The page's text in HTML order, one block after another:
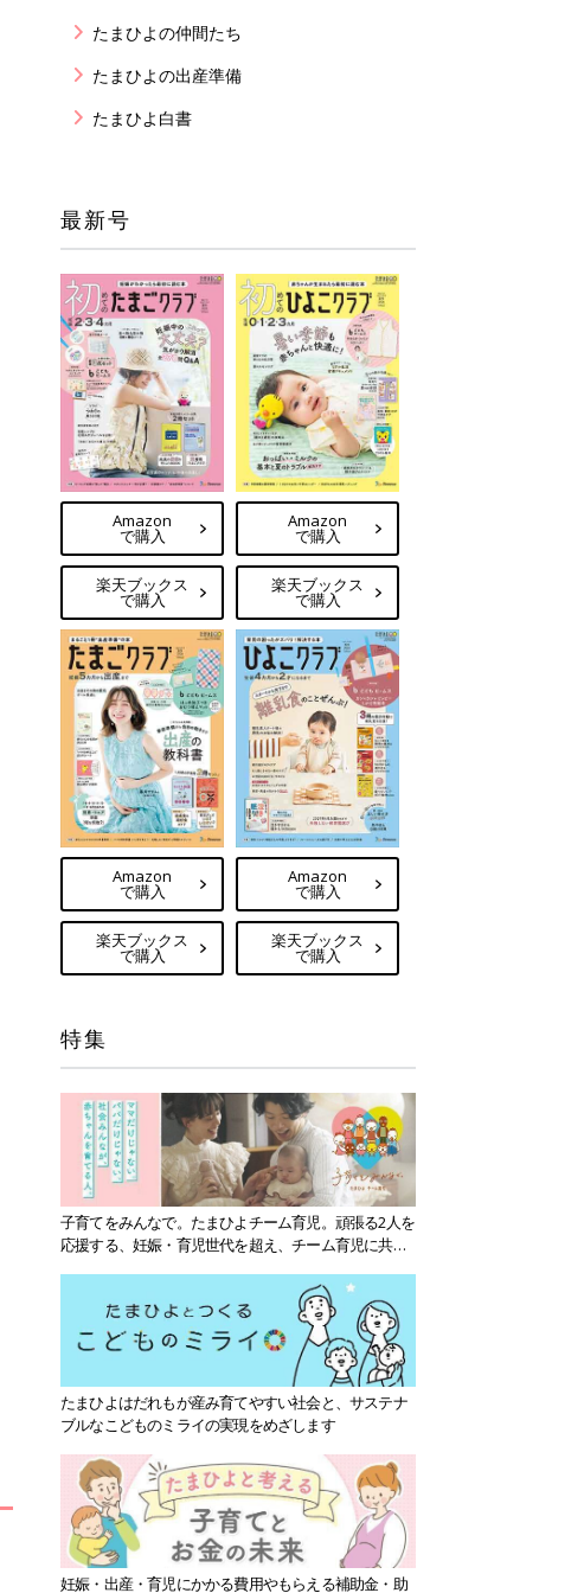
たまひよの仲間たち
たまひよの出産準備
たまひよ白書
最新号
Amazon
で購入
楽天ブックス
で購入
Amazon
で購入
楽天ブックス
で購入
Amazon
で購入
楽天ブックス
で購入
Amazon
で購入
楽天ブックス
で購入
特集
子育てをみんなで。たまひよチーム育児。頑張る2人を
応援する、妊娠・育児世代を超え、チーム育児に共感
たまひよはだれもが産み育てやすい社会と、サステナ
ブルなこどものミライの実現をめざします
妊娠・出産・育児にかかる費用やもらえる補助金・助